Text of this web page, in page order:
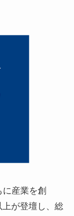
産業を創
が登壇し、総